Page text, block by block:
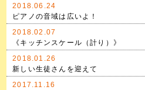
2018.06.24
ピアノの音域は広いよ！
2018.02.07
《キッチンスケール（計り）》
2018.01.26
新しい生徒さんを迎えて
2017.11.16